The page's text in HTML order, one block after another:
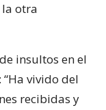
otra
insultos en el
vivido del
recibidas y